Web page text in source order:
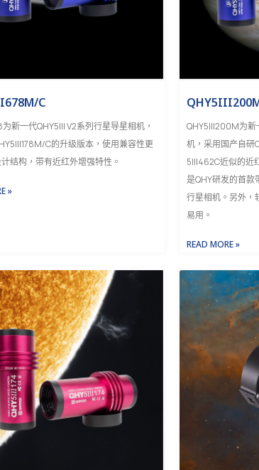
C
新一代QHY5III V2系列行星导星相机，
C的升级版本，使用兼容性更
结构，带有近红外增强特性。
»
QHY5III200M为新
机，采用国产自研
5III462C近似的近
是QHY研发的首款
行星相机。另外，
易用。
READ MORE »